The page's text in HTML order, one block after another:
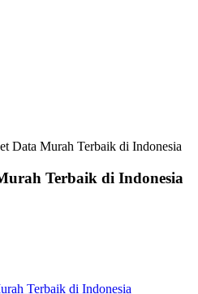
Data Murah Terbaik di Indonesia
Terbaik di Indonesia
Terbaik di Indonesia